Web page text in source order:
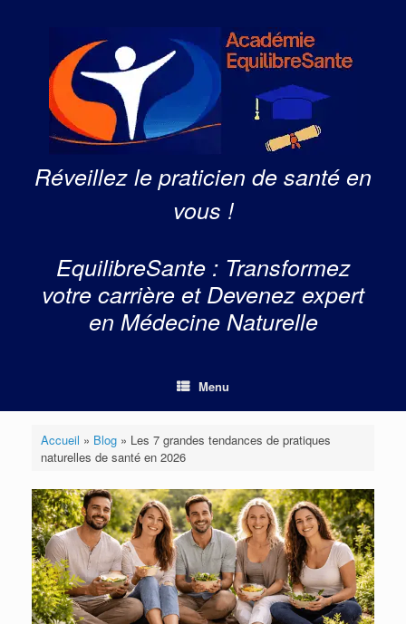
Réveillez le praticien de santé en
vous !
EquilibreSante : Transformez
votre carrière et Devenez expert
en Médecine Naturelle
Menu
Accueil » Blog» Les 7 grandes tendances de pratiques
naturelles de santé en 2026